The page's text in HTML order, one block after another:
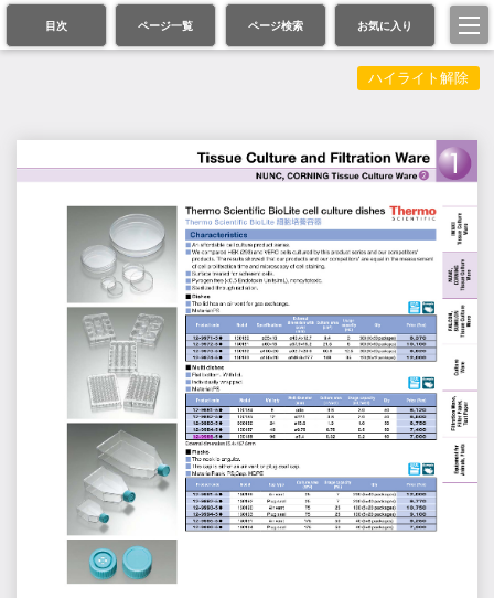
目次 ページ一覧 ページ検索 お気に入り
ハイライト解除